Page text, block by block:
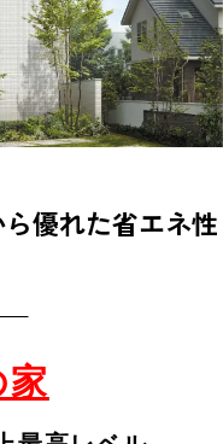
優れた省エネ性
家